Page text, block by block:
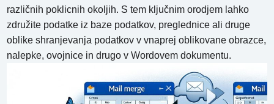
različnih poklicnih okoljih. S tem ključnim orodjem lahko
združite podatke iz baze podatkov, preglednice ali druge
oblike shranjevanja podatkov v vnaprej oblikovane obrazce,
nalepke, ovojnice in drugo v Wordovem dokumentu.